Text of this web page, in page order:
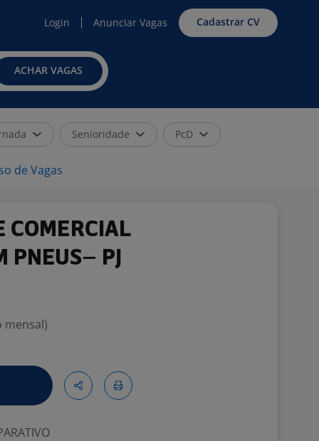
Login Anunciar Vagas Cadastrar CV
ACHAR VAGAS
Senioridade PcD
de Vagas
COMERCIAL
PNEUS– PJ
mensal)